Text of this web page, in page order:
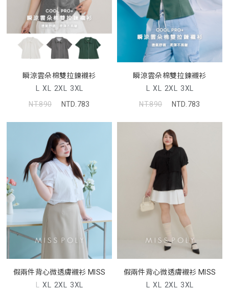
瞬涼雲朵棉雙拉鍊襯衫
L XL 2XL 3XL
NT.890
NTD.783
瞬涼雲朵棉雙拉鍊襯衫
L XL 2XL 3XL
NT.890
NTD.783
假兩件背心微透膚襯衫 MISS
L XL 2XL 3XL
假兩件背心微透膚襯衫 MISS
L XL 2XL 3XL